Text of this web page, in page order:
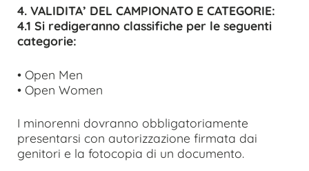
4. VALIDITA’ DEL CAMPIONATO E CATEGORIE:
4.1 Si redigeranno classifiche per le seguenti
categorie:
• Open Men
• Open Women
I minorenni dovranno obbligatoriamente
presentarsi con autorizzazione firmata dai
genitori e la fotocopia di un documento.